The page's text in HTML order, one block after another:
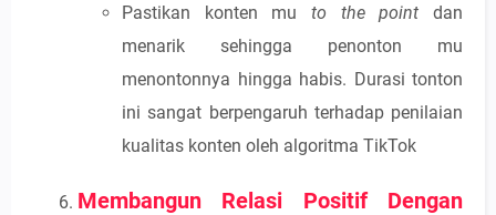
Pastikan konten mu to the point dan
menarik sehingga penonton mu
menontonnya hingga habis. Durasi tonton
ini sangat berpengaruh terhadap penilaian
kualitas konten oleh algoritma TikTok
Membangun Relasi Positif Dengan